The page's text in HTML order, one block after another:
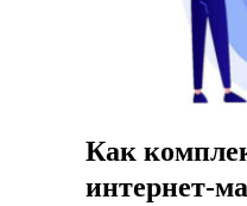
Как
интернет-